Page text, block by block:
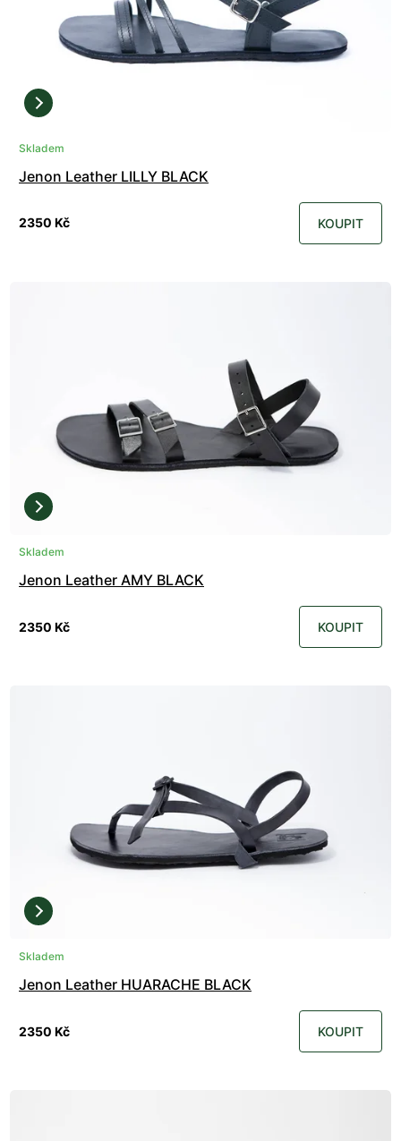
Skladem
Jenon Leather LILLY BLACK
2350 Kč KOUPIT
Skladem
Jenon Leather AMY BLACK
2350 Kč KOUPIT
Skladem
Jenon Leather HUARACHE BLACK
2350 Kč KOUPIT